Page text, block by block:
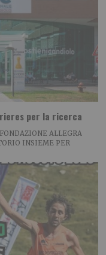
per la ricerca
ALLEGRA
INSIEME PER